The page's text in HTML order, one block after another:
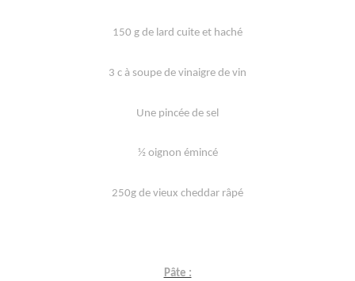
150 g de lard cuite et haché
3 c à soupe de vinaigre de vin
Une pincée de sel
½ oignon émincé
250g de vieux cheddar râpé
Pâte :